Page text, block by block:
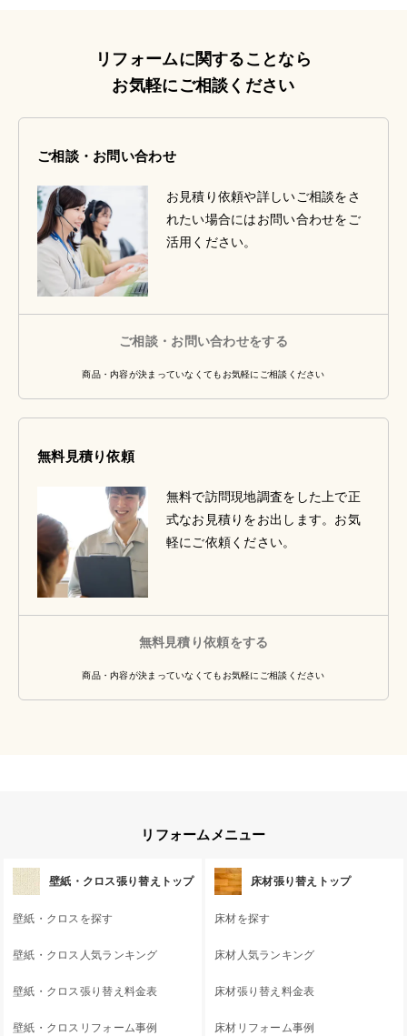
リフォームに関することなら
お気軽にご相談ください
ご相談・お問い合わせ
お見積り依頼や詳しいご相談をさ
れたい場合にはお問い合わせをご
活用ください。
ご相談・お問い合わせをする
商品・内容が決まっていなくてもお気軽にご相談ください
無料見積り依頼
無料で訪問現地調査をした上で正
式なお見積りをお出します。お気
軽にご依頼ください。
無料見積り依頼をする
商品・内容が決まっていなくてもお気軽にご相談ください
リフォームメニュー
壁紙・クロス張り替えトップ
壁紙・クロスを探す
壁紙・クロス人気ランキング
壁紙・クロス張り替え料金表
壁紙・クロスリフォーム事例
床材張り替えトップ
床材を探す
床材人気ランキング
床材張り替え料金表
床材リフォーム事例